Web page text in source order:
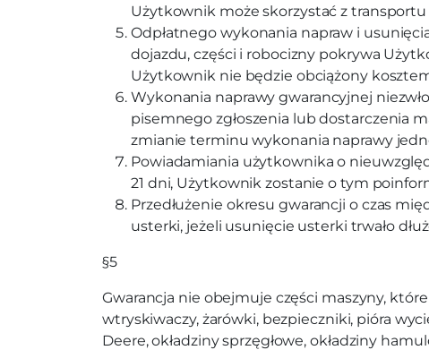
Użytkownik może skorzystać z
Odpłatnego wykonania napraw i
dojazdu, części i robocizny pokrywa
Użytkownik nie będzie obciążony
Wykonania naprawy gwarancyjnej
pisemnego zgłoszenia lub dostarczenia
zmianie terminu wykonania naprawy
Powiadamiania użytkownika o
21 dni, Użytkownik zostanie o tym
Przedłużenie okresu gwarancji o czas
usterki, jeżeli usunięcie usterki trwało
§5
Gwarancja nie obejmuje części maszyny,
wtryskiwaczy, żarówki, bezpieczniki, pióra
Deere, okładziny sprzęgłowe, okładziny